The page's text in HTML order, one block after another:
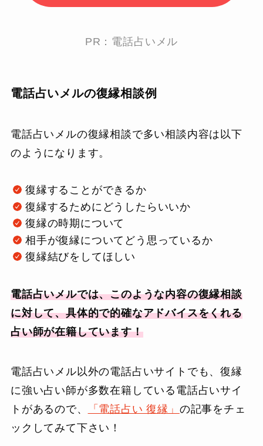
PR：電話占いメル
電話占いメルの復縁相談例
電話占いメルの復縁相談で多い相談内容は以下
のようになります。
復縁することができるか
復縁するためにどうしたらいいか
復縁の時期について
相手が復縁についてどう思っているか
復縁結びをしてほしい
電話占いメルでは、このような内容の復縁相談
に対して、具体的で的確なアドバイスをくれる
占い師が在籍しています！
電話占いメル以外の電話占いサイトでも、復縁
に強い占い師が多数在籍している電話占いサイ
トがあるので、
「電話占い 復縁」 の記事をチェ
ックしてみて下さい！